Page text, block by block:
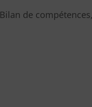
Bilan de